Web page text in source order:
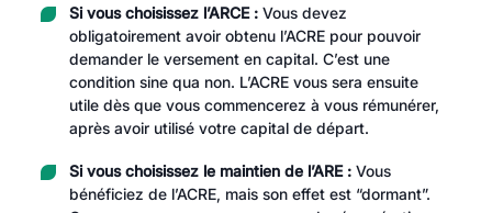
Si vous choisissez l’ARCE :Vous devez
obligatoirement avoir obtenu l’ACRE pour pouvoir
demander le versement en capital. C’est une
condition sine qua non. L’ACRE vous sera ensuite
utile dès que vous commencerez à vous rémunérer,
après avoir utilisé votre capital de départ.
Si vous choisissez le maintien de l’ARE :Vous
bénéficiez de l’ACRE, mais son effet est “dormant”.